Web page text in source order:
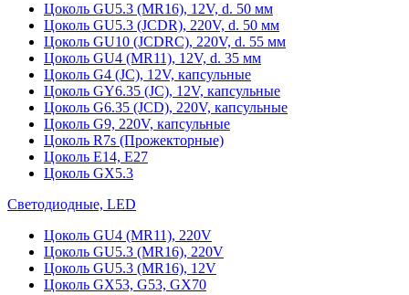
Цоколь GU5.3 (MR16), 12V, d. 50 мм
Цоколь GU5.3 (JCDR), 220V, d. 50 мм
Цоколь GU10 (JCDRC), 220V, d. 55 мм
Цоколь GU4 (MR11), 12V, d. 35 мм
Цоколь G4 (JC), 12V, капсульные
Цоколь GY6.35 (JC), 12V, капсульные
Цоколь G6.35 (JCD), 220V, капсульные
Цоколь G9, 220V, капсульные
Цоколь R7s (Прожекторные)
Цоколь E14, E27
Цоколь GX5.3
Светодиодные, LED
Цоколь GU4 (MR11), 220V
Цоколь GU5.3 (MR16), 220V
Цоколь GU5.3 (MR16), 12V
Цоколь GX53, G53, GX70